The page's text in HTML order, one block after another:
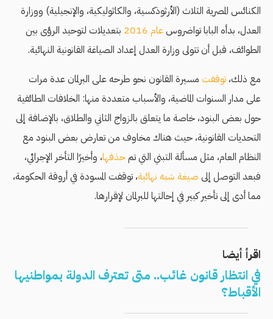
الكنائس المصرية الثلاث (الأرثوذكسية، والكاثوليكية، والإنجيلية) ووزارة
العدل، بدأه البابا تواضروسعام 2016
بتعديلات لتوحيد الرؤى بين
الطوائف، قبل أن تتولى وزارة العدل إعداد الصياغة القانونية النهائية.
مع ذلك، توقفت مسيرة القانون نحو طرحه على البرلمان عدة مرات
على مدار السنوات الماضية، والأسباب متعددة منها: الخلافات الطائفية
حول بعض البنود، خاصة ما يتعلق بالزواج الثاني والطلاق، بالإضافة إلى
التحديات القانونية، حيث هناك مخاوف من تعارض بعض البنود مع
النظام العام، مثل مسألة التبني التي تمحذفها، وأخيرًا التأخر الإجرائي،
فبعد التوصل إلى صيغة شبه نهائية، توقفت المسودة في أروقة الحكومة،
مما أدى إلى تأخير كبير في إحالتها للبرلمان لإقرارها.
اقرأ أيضا
في انتظار قانون غائب.. متى تعترف الدولة بمواطنيها
الأقباط؟